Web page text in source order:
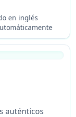
en inglés
auténticos